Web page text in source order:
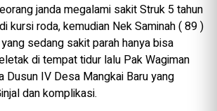
janda megalami sakit Struk 5 tahun
kursi roda, kemudian Nek Saminah ( 89 )
sedang sakit parah hanya bisa
di tempat tidur lalu Pak Wagiman
Dusun IV Desa Mangkai Baru yang
dan komplikasi.